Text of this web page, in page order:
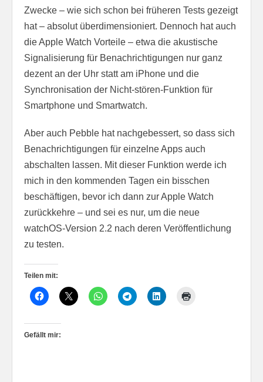
Zwecke – wie sich schon bei früheren Tests gezeigt
hat – absolut überdimensioniert. Dennoch hat auch
die Apple Watch Vorteile – etwa die akustische
Signalisierung für Benachrichtigungen nur ganz
dezent an der Uhr statt am iPhone und die
Synchronisation der Nicht-stören-Funktion für
Smartphone und Smartwatch.
Aber auch Pebble hat nachgebessert, so dass sich
Benachrichtigungen für einzelne Apps auch
abschalten lassen. Mit dieser Funktion werde ich
mich in den kommenden Tagen ein bisschen
beschäftigen, bevor ich dann zur Apple Watch
zurückkehre – und sei es nur, um die neue
watchOS-Version 2.2 nach deren Veröffentlichung
zu testen.
Teilen mit:
Gefällt mir: